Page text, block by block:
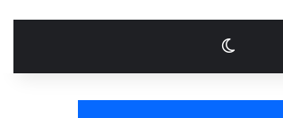
الوضع المظلم